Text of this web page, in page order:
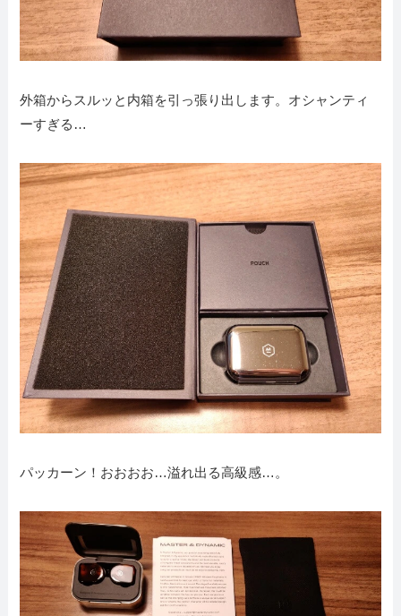
外箱からスルッと内箱を引っ張り出します。オシャンティ
ーすぎる…
パッカーン！おおおお…溢れ出る高級感…。